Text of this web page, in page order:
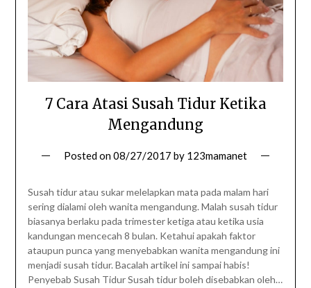
7 Cara Atasi Susah Tidur Ketika
Mengandung
Posted on08/27/2017 by 123mamanet
Susah tidur atau sukar melelapkan mata pada malam hari
sering dialami oleh wanita mengandung. Malah susah tidur
biasanya berlaku pada trimester ketiga atau ketika usia
kandungan mencecah 8 bulan. Ketahui apakah faktor
ataupun punca yang menyebabkan wanita mengandung ini
menjadi susah tidur. Bacalah artikel ini sampai habis!
Penyebab Susah Tidur Susah tidur boleh disebabkan oleh…